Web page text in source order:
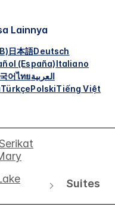
Lainnya
日本語Deutsch
(España)Italiano
어ไทยالعربية
TürkçePolskiTiếng Việt
Suites